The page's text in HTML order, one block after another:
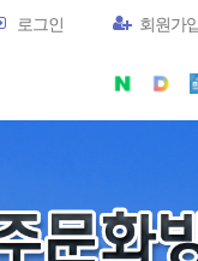
로그인 회원가